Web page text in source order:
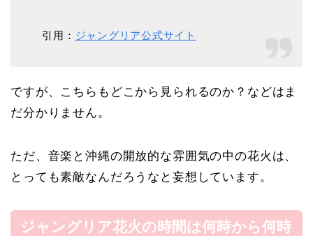
引用： ジャングリア公式サイト
ですが、こちらもどこから見られるのか？などはま
だ分かりません。
ただ、音楽と沖縄の開放的な雰囲気の中の花火は、
とっても素敵なんだろうなと妄想しています。
ジャングリア花火の時間は何時から何時